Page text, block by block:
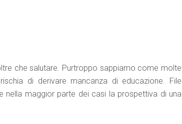
che salutare. Purtroppo sappiamo come molte
di derivare mancanza di educazione. File
nella maggior parte dei casi la prospettiva di una